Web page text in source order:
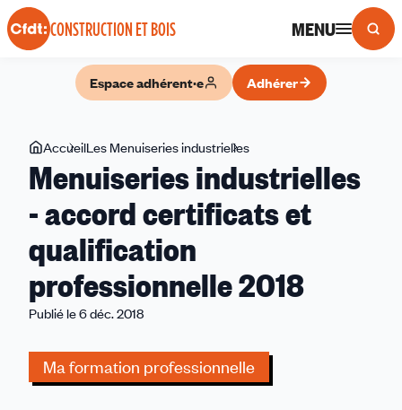
Panneau de gestion des cookies
CONSTRUCTION ET BOIS MENU
Espace adhérent·e Adhérer
Vous
êtes
ici
AccueilLes Menuiseries industrielles
industrielles
accord
qualification
Menuiseries industrielles
- accord certificats et
qualification
professionnelle 2018
Publié le 6 déc. 2018
Ma formation professionnelle